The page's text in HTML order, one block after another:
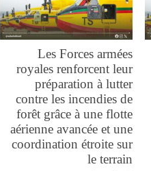
Les Forces armées
royales renforcent leur
préparation à lutter
contre les incendies de
forêt grâce à une flotte
aérienne avancée et une
coordination étroite sur
le terrain